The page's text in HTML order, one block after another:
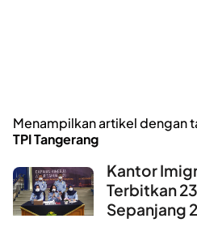
Menampilkan artikel dengan
TPI Tangerang
Kantor
Terbitkan
Sepanjang